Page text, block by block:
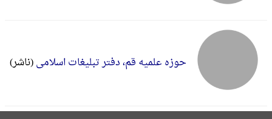
حوزه علمیه قم، دفتر تبلیغات‌ ‌اسلامی‌(ناشر)